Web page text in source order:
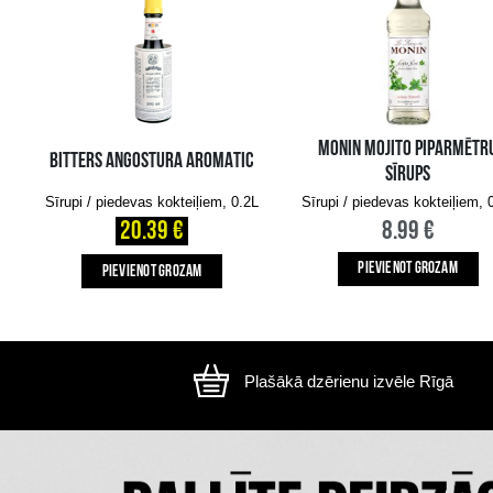
Attēls ir ilustratīvs, preces izskats var
CITI MŪSU KLIENTI IZVĒLAS